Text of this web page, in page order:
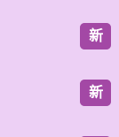
新
新